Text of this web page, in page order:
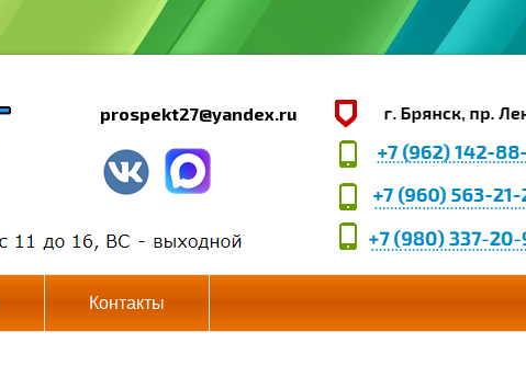
prospekt27@yandex.ru
Контакты